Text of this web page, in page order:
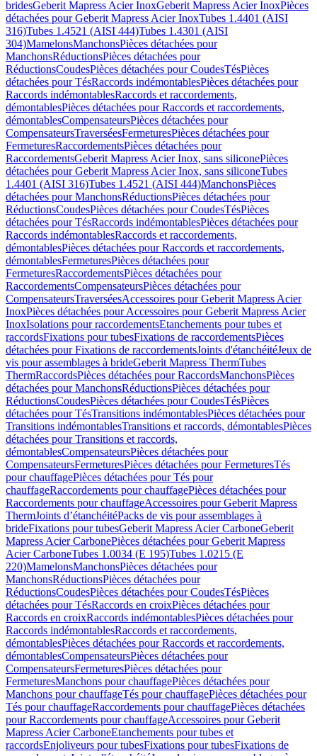
bridesGeberit Mapress Acier InoxGeberit Mapress Acier InoxPièces
détachées pour Geberit Mapress Acier InoxTubes 1.4401 (AISI
316)Tubes 1.4521 (AISI 444)Tubes 1.4301 (AISI
304)MamelonsManchonsPièces détachées pour
ManchonsRéductionsPièces détachées pour
RéductionsCoudesPièces détachées pour CoudesTésPièces
détachées pour TésRaccords indémontablesPièces détachées pour
Raccords indémontablesRaccords et raccordements,
démontablesPièces détachées pour Raccords et raccordements,
démontablesCompensateursPièces détachées pour
CompensateursTraverséesFermeturesPièces détachées pour
FermeturesRaccordementsPièces détachées pour
RaccordementsGeberit Mapress Acier Inox, sans siliconePièces
détachées pour Geberit Mapress Acier Inox, sans siliconeTubes
1.4401 (AISI 316)Tubes 1.4521 (AISI 444)ManchonsPièces
détachées pour ManchonsRéductionsPièces détachées pour
RéductionsCoudesPièces détachées pour CoudesTésPièces
détachées pour TésRaccords indémontablesPièces détachées pour
Raccords indémontablesRaccords et raccordements,
démontablesPièces détachées pour Raccords et raccordements,
démontablesFermeturesPièces détachées pour
FermeturesRaccordementsPièces détachées pour
RaccordementsCompensateursPièces détachées pour
CompensateursTraverséesAccessoires pour Geberit Mapress Acier
InoxPièces détachées pour Accessoires pour Geberit Mapress Acier
InoxIsolations pour raccordementsEtanchements pour tubes et
raccordsFixations pour tubesFixations de raccordementsPièces
détachées pour Fixations de raccordementsJoints d'étanchéitéJeux de
vis pour assemblages à brideGeberit Mapress ThermTubes
ThermRaccordsPièces détachées pour RaccordsManchonsPièces
détachées pour ManchonsRéductionsPièces détachées pour
RéductionsCoudesPièces détachées pour CoudesTésPièces
détachées pour TésTransitions indémontablesPièces détachées pour
Transitions indémontablesTransitions et raccords, démontablesPièces
détachées pour Transitions et raccords,
démontablesCompensateursPièces détachées pour
CompensateursFermeturesPièces détachées pour FermeturesTés
pour chauffagePièces détachées pour Tés pour
chauffageRaccordements pour chauffagePièces détachées pour
Raccordements pour chauffageAccessoires pour Geberit Mapress
ThermJoints d’étanchéitéPacks de vis pour assemblages à
brideFixations pour tubesGeberit Mapress Acier CarboneGeberit
Mapress Acier CarbonePièces détachées pour Geberit Mapress
Acier CarboneTubes 1.0034 (E 195)Tubes 1.0215 (E
220)MamelonsManchonsPièces détachées pour
ManchonsRéductionsPièces détachées pour
RéductionsCoudesPièces détachées pour CoudesTésPièces
détachées pour TésRaccords en croixPièces détachées pour
Raccords en croixRaccords indémontablesPièces détachées pour
Raccords indémontablesRaccords et raccordements,
démontablesPièces détachées pour Raccords et raccordements,
démontablesCompensateursPièces détachées pour
CompensateursFermeturesPièces détachées pour
FermeturesManchons pour chauffagePièces détachées pour
Manchons pour chauffageTés pour chauffagePièces détachées pour
Tés pour chauffageRaccordements pour chauffagePièces détachées
pour Raccordements pour chauffageAccessoires pour Geberit
Mapress Acier CarboneEtanchements pour tubes et
raccordsEnjoliveurs pour tubesFixations pour tubesFixations de